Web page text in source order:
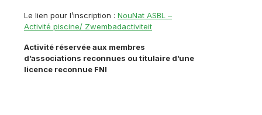
Le lien pour l’inscription : NouNat ASBL –
Activité piscine/ Zwembadactiviteit
Activité réservée aux membres
d’associations reconnues ou titulaire d’une
licence reconnue FNI